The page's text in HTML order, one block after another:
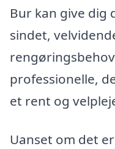
Bur kan give dig
sindet,
professionelle,
et rent og
Uanset om det